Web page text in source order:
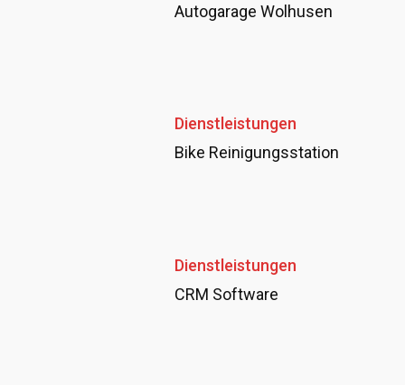
Autogarage Wolhusen
Dienstleistungen
Bike Reinigungsstation
Dienstleistungen
CRM Software